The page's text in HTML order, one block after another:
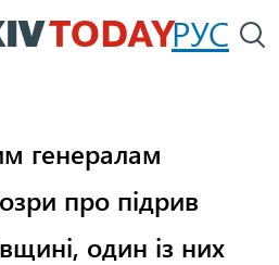
Перейти
до
РУС
генералам
про підрив
один із них